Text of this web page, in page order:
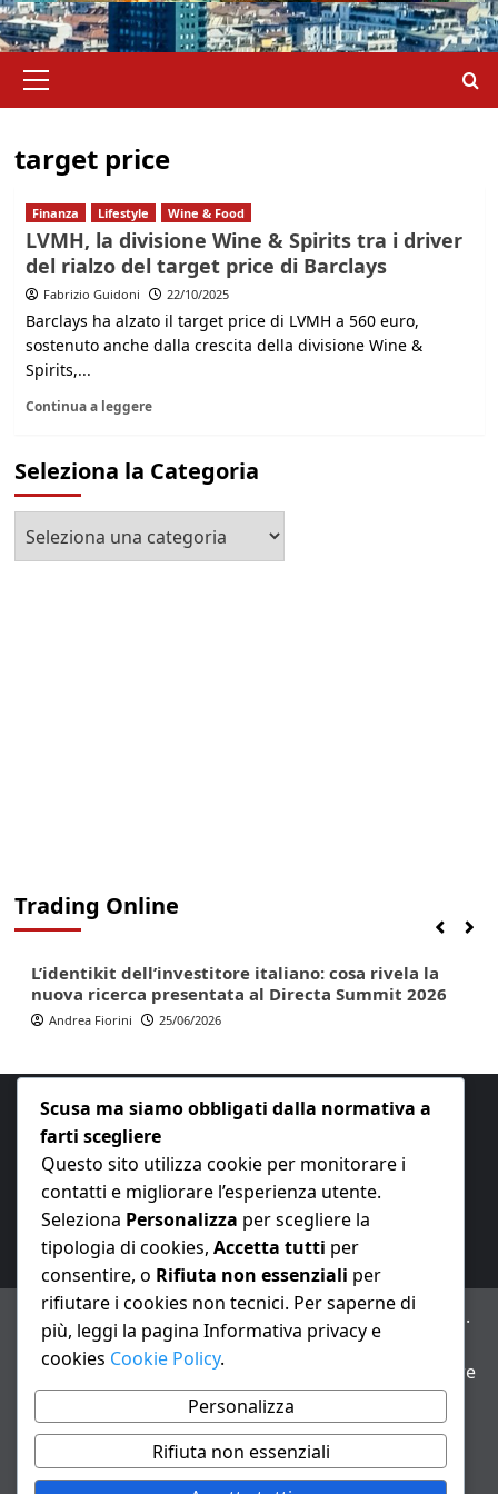
principale
target price
Finanza Lifestyle Wine & Food
LVMH, la divisione Wine & Spirits tra i driver
del rialzo del target price di Barclays
Fabrizio Guidoni 22/10/2025
Barclays ha alzato il target price di LVMH a 560 euro,
sostenuto anche dalla crescita della divisione Wine &
Spirits,...
Continua a leggere
Seleziona la Categoria
la
Trading Online
L’identikit dell’investitore italiano: cosa rivela la
nuova ricerca presentata al Directa Summit 2026
Andrea Fiorini 25/06/2026
E-mail:redazione@nuovaeconomia.it
ANNO XXIII – Testata giornalistica reg. Trib. Milano n.
487 del 20/9/2002 – Dir. resp. Andrea Fiorini
Avviso IA: alcuni articoli di questo sito possono essere
realizzati con il supporto di sistemi di intelligenza
artificiale con supervisione e verifica di un redattore
Informativa privacy e cookie
Scusa ma siamo obbligati dalla normativa a
farti scegliere
Questo sito utilizza cookie per monitorare i
contatti e migliorare l’esperienza utente.
Seleziona Personalizza per scegliere la
tipologia di cookies, Accetta tutti per
consentire, o Rifiuta non essenziali per
rifiutare i cookies non tecnici. Per saperne di
più, leggi la pagina Informativa privacy e
cookies Cookie Policy.
Personalizza
Rifiuta non essenziali